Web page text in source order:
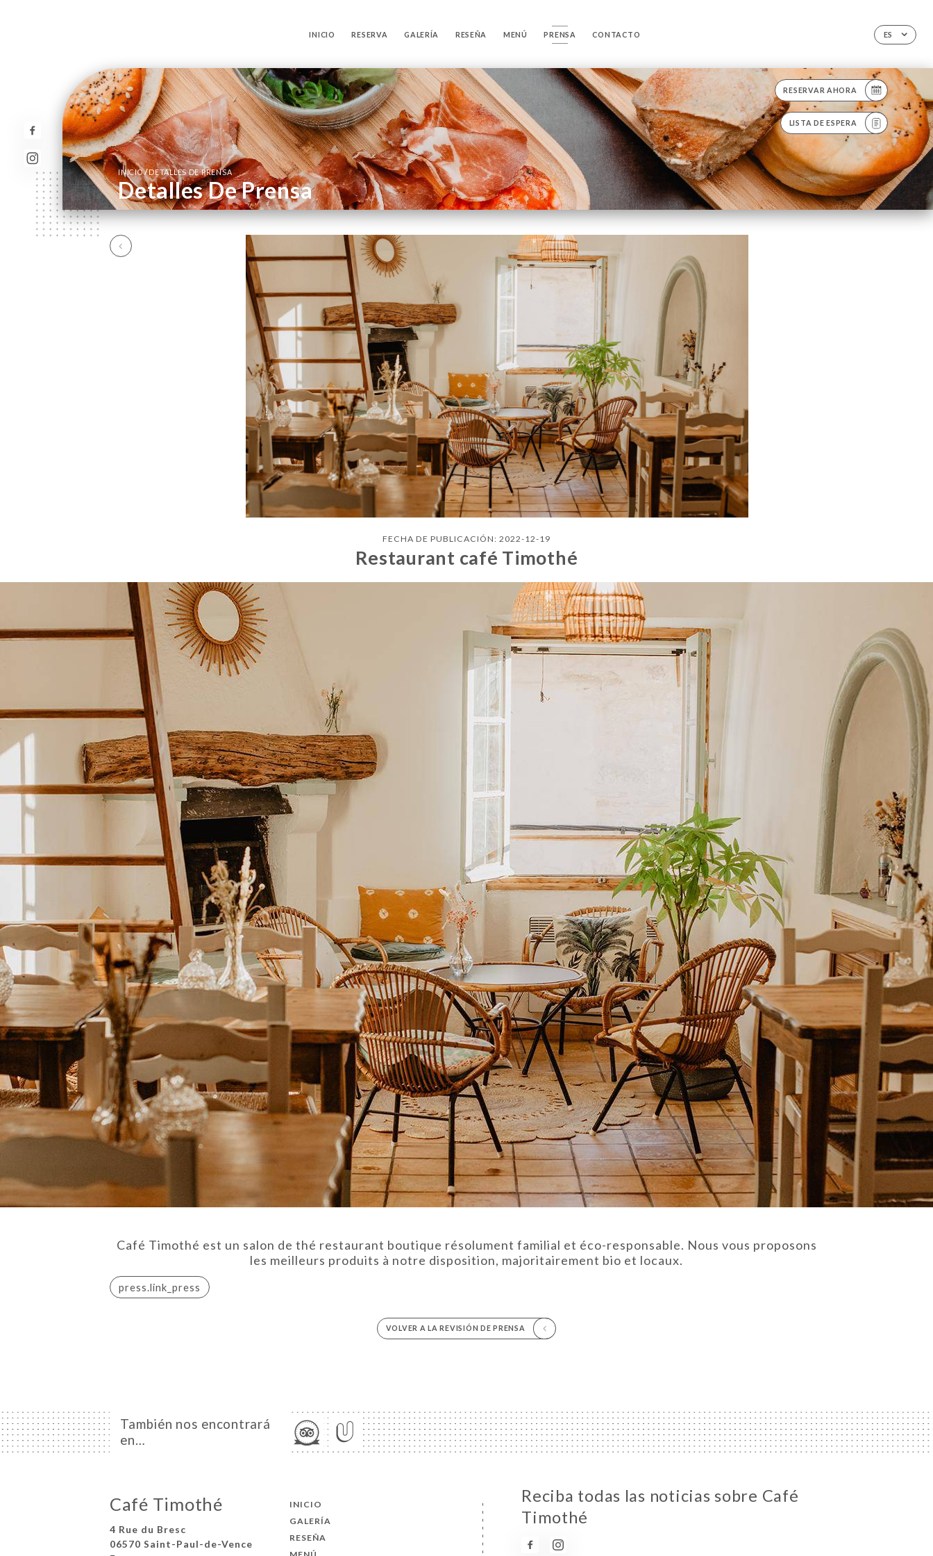
ES
INICIO RESERVA GALERÍA RESEÑA MENÚ PRENSA CONTACTO
RESERVAR AHORA
LISTA DE ESPERA
INICIO/DETALLES DE PRENSA
Detalles De Prensa
FECHA DE PUBLICACIÓN: 2022-12-19
Restaurant café Timothé
Café Timothé est un salon de thé restaurant boutique résolument familial et éco-responsable. Nous vous proposons
les meilleurs produits à notre disposition, majoritairement bio et locaux.
press.link_press
VOLVER A LA REVISIÓN DE PRENSA
También nos encontrará
en…
Café Timothé
4 Rue du Bresc
06570 Saint-Paul-de-Vence
INICIO
GALERÍA
RESEÑA
Reciba todas las noticias sobre Café
Timothé